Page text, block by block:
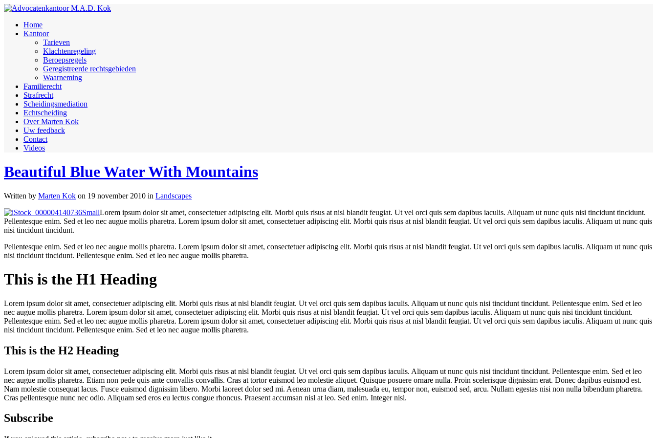
Home
Kantoor
Tarieven
Klachtenregeling
Beroepsregels
Geregistreerde rechtsgebieden
Waarneming
Familierecht
Strafrecht
Scheidingsmediation
Echtscheiding
Over Marten Kok
Uw feedback
Contact
Videos
Beautiful Blue Water With Mountains
Written by Marten Kok on 19 november 2010 in Landscapes
Lorem ipsum dolor sit amet, consectetuer adipiscing elit. Morbi quis risus at nisl blandit feugiat. Ut vel orci quis sem dapibus iaculis. Aliquam ut nunc quis nisi tincidunt tincidunt.
Pellentesque enim. Sed et leo nec augue mollis pharetra. Lorem ipsum dolor sit amet, consectetuer adipiscing elit. Morbi quis risus at nisl blandit feugiat. Ut vel orci quis sem dapibus iaculis. Aliquam ut nunc quis
nisi tincidunt tincidunt.
Pellentesque enim. Sed et leo nec augue mollis pharetra. Lorem ipsum dolor sit amet, consectetuer adipiscing elit. Morbi quis risus at nisl blandit feugiat. Ut vel orci quis sem dapibus iaculis. Aliquam ut nunc quis
nisi tincidunt tincidunt. Pellentesque enim. Sed et leo nec augue mollis pharetra.
This is the H1 Heading
Lorem ipsum dolor sit amet, consectetuer adipiscing elit. Morbi quis risus at nisl blandit feugiat. Ut vel orci quis sem dapibus iaculis. Aliquam ut nunc quis nisi tincidunt tincidunt. Pellentesque enim. Sed et leo
nec augue mollis pharetra. Lorem ipsum dolor sit amet, consectetuer adipiscing elit. Morbi quis risus at nisl blandit feugiat. Ut vel orci quis sem dapibus iaculis. Aliquam ut nunc quis nisi tincidunt tincidunt.
Pellentesque enim. Sed et leo nec augue mollis pharetra. Lorem ipsum dolor sit amet, consectetuer adipiscing elit. Morbi quis risus at nisl blandit feugiat. Ut vel orci quis sem dapibus iaculis. Aliquam ut nunc quis
nisi tincidunt tincidunt. Pellentesque enim. Sed et leo nec augue mollis pharetra.
This is the H2 Heading
Lorem ipsum dolor sit amet, consectetuer adipiscing elit. Morbi quis risus at nisl blandit feugiat. Ut vel orci quis sem dapibus iaculis. Aliquam ut nunc quis nisi tincidunt tincidunt. Pellentesque enim. Sed et leo
nec augue mollis pharetra. Etiam non pede quis ante convallis convallis. Cras at tortor euismod leo molestie aliquet. Quisque posuere ornare nulla. Proin scelerisque dignissim erat. Donec dapibus euismod est.
Nam molestie consequat lacus. Fusce euismod dignissim libero. Morbi laoreet dolor sed mi. Aenean urna diam, malesuada eu, tempor non, euismod sed, arcu. Nullam egestas nisi non nulla bibendum pharetra.
Cras pellentesque nunc nec odio. Aliquam sed eros eu lectus congue rhoncus. Praesent accumsan nisl at leo. Sed enim. Integer nisl.
Subscribe